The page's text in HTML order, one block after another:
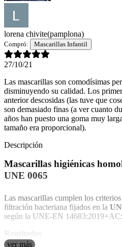
lorena chivite(pamplona)
Compró: Mascarillas Infantil
27/10/21
Las mascarillas son comodísimas
disminuyendo su calidad. Los
anterior descosidas (las tuve que
son demasiado finas (a ver cuanto
años han puesto una goma muy
tamaño era proporcional).
Descripción
Mascarillas higiénicas
UNE 0065
Las mascarillas cumplen los
filtración bacteriana fijados en la
según la UNE-EN
Resultados
ver más